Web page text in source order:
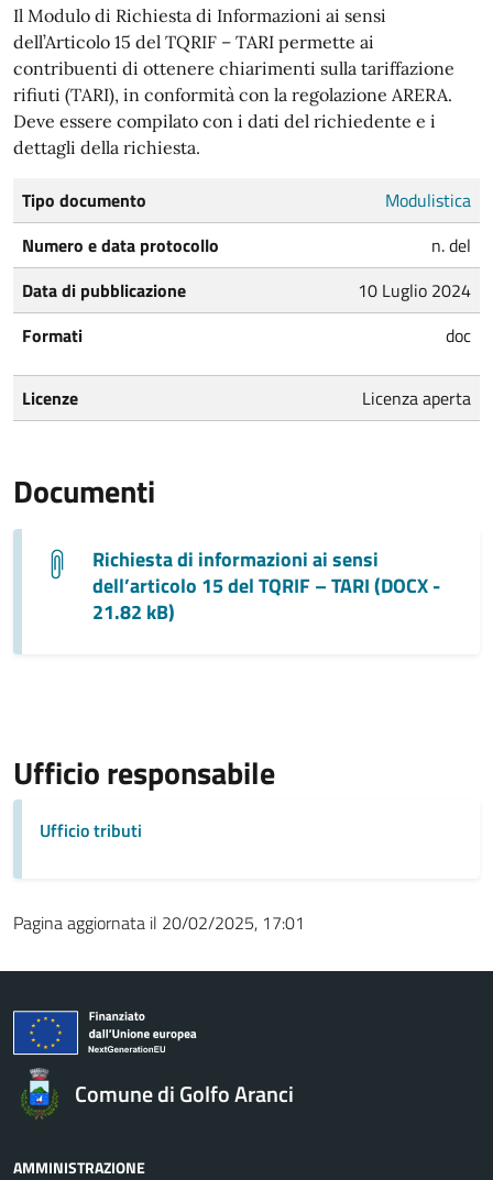
Il Modulo di Richiesta di Informazioni ai sensi
dell’Articolo 15 del TQRIF – TARI permette ai
contribuenti di ottenere chiarimenti sulla tariffazione
rifiuti (TARI), in conformità con la regolazione ARERA.
Deve essere compilato con i dati del richiedente e i
dettagli della richiesta.
Tipo documento
Modulistica
Numero e data protocollo
n. del
Data di pubblicazione
10 Luglio 2024
Formati
doc
Licenze Licenza aperta
Documenti
Richiesta di informazioni ai sensi
dell’articolo 15 del TQRIF – TARI (DOCX -
21.82 kB)
Ufficio responsabile
Ufficio tributi
Pagina aggiornata il 20/02/2025, 17:01
Comune di Golfo Aranci
AMMINISTRAZIONE